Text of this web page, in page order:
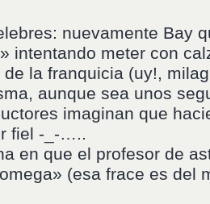
nuevamente Bay
intentando meter con
de la franquicia (uy!,
aunque sea unos
imaginan que
fiel -_-…..
en que el profesor de
(esa frace es del